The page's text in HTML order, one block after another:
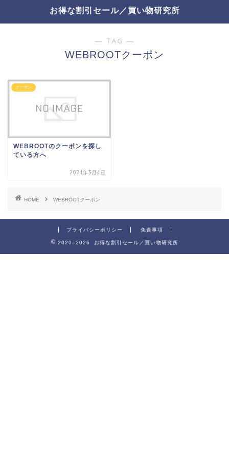
お得な割引セール／買い物研究所
― TAG ―
WEBROOTクーポン
クーポン
WEBROOTのクーポンを探し
ている方へ
2024年3月4日
HOME WEBROOTクーポン
プライバシーポリシー 免責事項
2020–2026 お得な割引セール／買い物研究所